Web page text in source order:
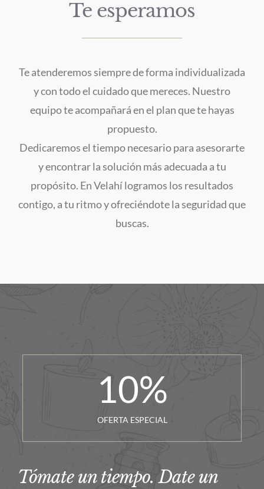
Te esperamos
Te atenderemos siempre de forma individualizada
y con todo el cuidado que mereces. Nuestro
equipo te acompañará en el plan que te hayas
propuesto.
Dedicaremos el tiempo necesario para asesorarte
y encontrar la solución más adecuada a tu
propósito. En Velahí logramos los resultados
contigo, a tu ritmo y ofreciéndote la seguridad que
buscas.
10%
OFERTA ESPECIAL
Tómate un tiempo. Date un